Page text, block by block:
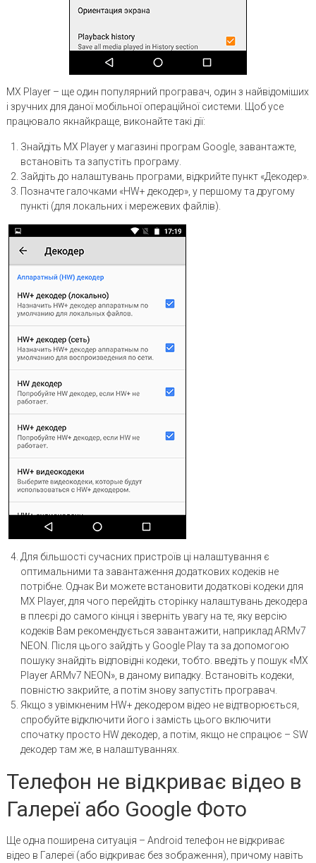
MX Player – ще один популярний програвач, один з найвідоміших
і зручних для даної мобільної операційної системи. Щоб усе
працювало якнайкраще, виконайте такі дії:
Знайдіть MX Player у магазині програм Google, завантажте,
встановіть та запустіть програму.
Зайдіть до налаштувань програми, відкрийте пункт «Декодер».
Позначте галочками «HW+ декодер», у першому та другому
пункті (для локальних і мережевих файлів).
Для більшості сучасних пристроїв ці налаштування є
оптимальними та завантаження додаткових кодеків не
потрібне. Однак Ви можете встановити додаткові кодеки для
MX Player, для чого перейдіть сторінку налаштувань декодера
в плеєрі до самого кінця і зверніть увагу на те, яку версію
кодеків Вам рекомендується завантажити, наприклад ARMv7
NEON. Після цього зайдіть у Google Play та за допомогою
пошуку знайдіть відповідні кодеки, тобто. введіть у пошук «MX
Player ARMv7 NEON», в даному випадку. Встановіть кодеки,
повністю закрийте, а потім знову запустіть програвач.
Якщо з увімкненим HW+ декодером відео не відтворюється,
спробуйте відключити його і замість цього включити
спочатку просто HW декодер, а потім, якщо не спрацює – SW
декодер там же, в налаштуваннях.
Телефон не відкриває відео в
Галереї або Google Фото
Ще одна поширена ситуація – Android телефон не відкриває
відео в Галереї (або відкриває без зображення), причому навіть